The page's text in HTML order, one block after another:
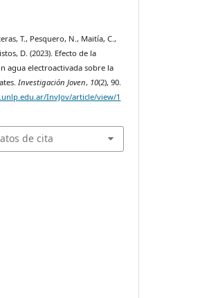
T., Pesquero, N., Maitía, C.,
D. (2023). Efecto de la
agua electroactivada sobre la
Investigación Joven, 10(2), 90.
InvJov/article/view/1
de cita